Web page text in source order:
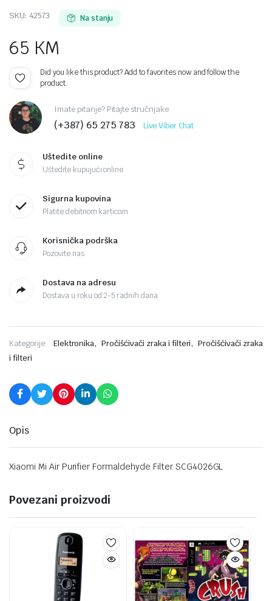
SKU: 42573 Na stanju
65 KM
Did you like this product? Add to favorites now and follow the
product.
Imate pitanje? Pitajte stručnjake
(+387) 65 275 783 Live Viber Chat
Uštedite online
Uštedite kupujući online
Sigurna kupovina
Platite debitnom karticom
Korisnička podrška
Pozovite nas
Dostava na adresu
Dostava u roku od 2-5 radnih dana
Kategorije: Elektronika, Pročišćivači zraka i filteri, Pročišćivači zraka
i filteri
Opis
Xiaomi Mi Air Purifier Formaldehyde Filter SCG4026GL
Povezani proizvodi